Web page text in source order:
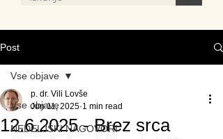
Post
Vse objave
NEDELJSKI NAGOVORI
Vse objave
12.6.2025 - Brez srca
p. dr. Vili Lovše
Jun 11, 2025 1 min read